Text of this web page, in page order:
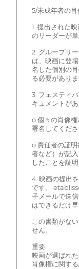
5/未成年者の
1. 提出された
のリーダーが
2. グループリ
は、映画に登
名した個別の
る必要がありま
3. フェスティ
キュメントがあ
o 個々の肖像権
署名してくださ
o 責任者の証
者など）が記
したことを証明
4. 映画の提出
です。
子メールで送
はできるだけ
この書類がな
せん。
重要:
映画が選ばれ
肖像権に関す